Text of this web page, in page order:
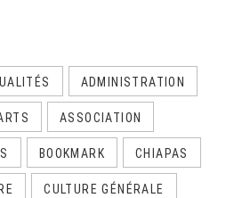
ADMINISTRATION
ASSOCIATION
BOOKMARK CHIAPAS
CULTURE GÉNÉRALE